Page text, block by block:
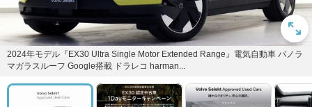
2024年モデル『EX30 Ultra Single Motor Extended Range』電気自動車 パノラ
マガラスルーフ Google搭載 ドラレコ harman...